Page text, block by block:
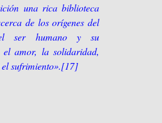
una rica biblioteca
de los orígenes del
ser humano y su
el amor, la solidaridad,
sufrimiento».[17]